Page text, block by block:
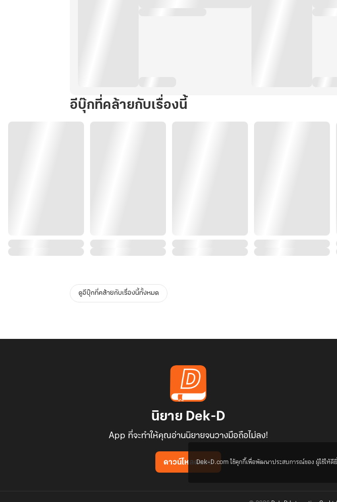
อีบุ๊กที่คล้ายกับเรื่องนี้
ดูอีบุ๊กที่คล้ายกับเรื่องนี้ทั้งหมด
นิยาย Dek-D
App ที่จะทำให้คุณอ่านนิยายจนวางมือถือไม่ลง!
ดาวน์โหลดแอปDek-D.com ใช้คุกกี้เพื่อพัฒนาประสบการณ์ของ ผู้ใช้ให้ดี